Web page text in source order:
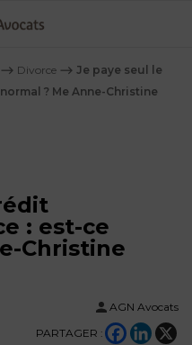
-
⟶ Divorce ⟶ Je paye seul le
? Me Anne-Christine
: est-ce
Christine
AGN Avocats
PARTAGER :